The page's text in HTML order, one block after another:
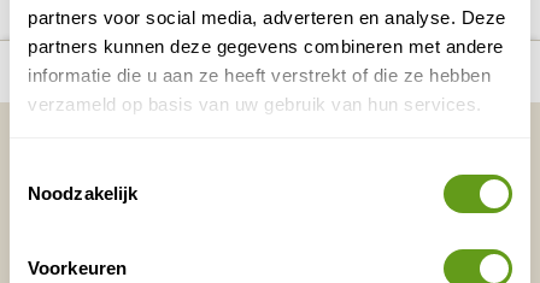
partners voor social media, adverteren en analyse. Deze
partners kunnen deze gegevens combineren met andere
informatie die u aan ze heeft verstrekt of die ze hebben
verzameld op basis van uw gebruik van hun services.
Noodzakelijk
Voorkeuren
number_of_trips:
3 Bekijk alle reizen naar Balkan Trail Bekijk kaart
Voornaam